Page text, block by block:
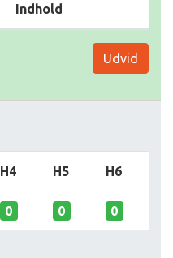
Indhold
Udvid
H4 H5 H6
0 0 0